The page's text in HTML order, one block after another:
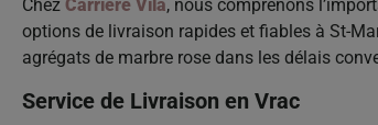
Chez Carrière Vila, nous comprenons
options de livraison rapides et fiables à St-
agrégats de marbre rose dans les délais
Service de Livraison en Vrac